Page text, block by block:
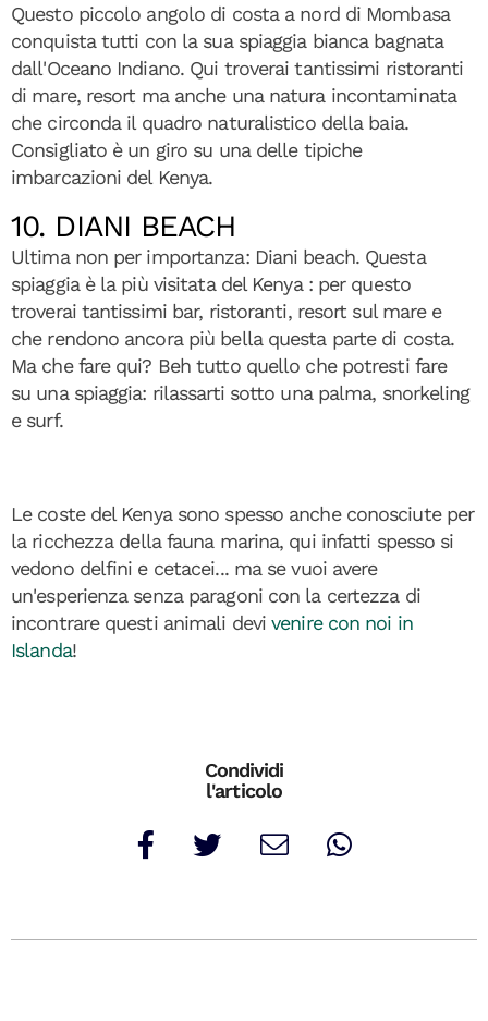
Questo piccolo angolo di costa a nord di Mombasa
conquista tutti con la sua spiaggia bianca bagnata
dall'Oceano Indiano. Qui troverai tantissimi ristoranti
di mare, resort ma anche una natura incontaminata
che circonda il quadro naturalistico della baia.
Consigliato è un giro su una delle tipiche
imbarcazioni del Kenya.
10. DIANI BEACH
Ultima non per importanza: Diani beach. Questa
spiaggia è la più visitata del Kenya : per questo
troverai tantissimi bar, ristoranti, resort sul mare e
che rendono ancora più bella questa parte di costa.
Ma che fare qui? Beh tutto quello che potresti fare
su una spiaggia: rilassarti sotto una palma, snorkeling
e surf.
Le coste del Kenya sono spesso anche conosciute per
la ricchezza della fauna marina, qui infatti spesso si
vedono delfini e cetacei... ma se vuoi avere
un'esperienza senza paragoni con la certezza di
incontrare questi animali devivenire con noi in
Islanda!
Condividi
l'articolo